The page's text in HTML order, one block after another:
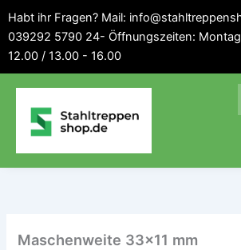
springen
Habt ihr Fragen? Mail:
039292 5790 24- Öffnungszeiten:
12.00 / 13.00 - 16.00
Maschenweite 33×11 mm